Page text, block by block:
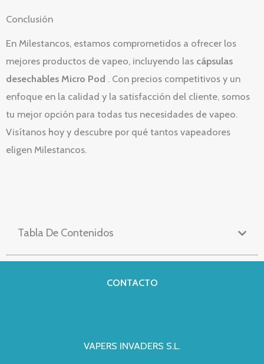
Conclusión
En Milestancos, estamos comprometidos a ofrecer los
mejores productos de vapeo, incluyendo las cápsulas
desechables Micro Pod . Con precios competitivos y un
enfoque en la calidad y la satisfacción del cliente, somos
tu mejor opción para todas tus necesidades de vapeo.
Visítanos hoy y descubre por qué tantos vapeadores
eligen Milestancos.
Tabla De Contenidos
CONTACTO
VAPERS INVADERS S.L.